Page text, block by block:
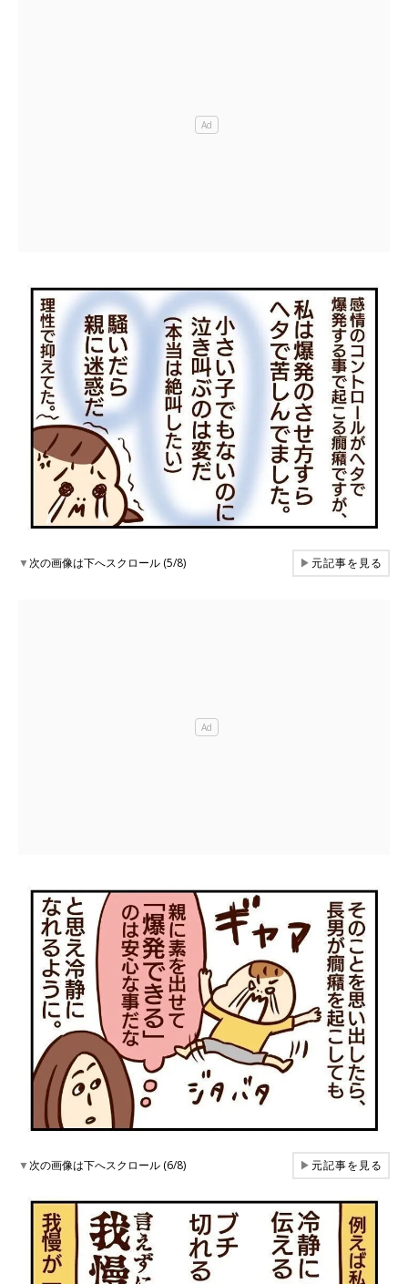
▼次の画像は下へスクロール (5/8) ▶元記事を見る
▼次の画像は下へスクロール (6/8) ▶元記事を見る